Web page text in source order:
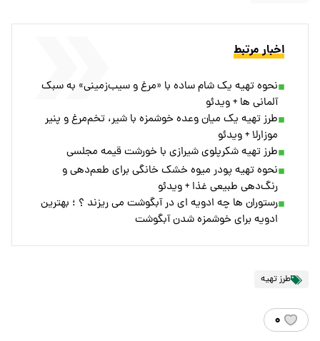
اخبار مرتبط
نحوه تهیه یک شام ساده با «مرغ و سیب‌زمینی» به سبک
آلمانی ها + ویدئو
طرز تهیه یک میان وعده خوشمزه با شیر، تخم‌مرغ و پنیر
موزارلا + ویدئو
طرز تهیه شکرپلوی شیرازی با خورشت قیمه مجلسی
نحوه تهیه پودر میوه خشک خانگی برای طعم‌دهی و
رنگ‌دهی طبیعی غذا + ویدئو
رستوران ها چه ادویه ای در آبگوشت می ریزند ؟ ؛ بهترین
ادویه برای خوشمزه شدن آبگوشت
طرز تهیه
۰